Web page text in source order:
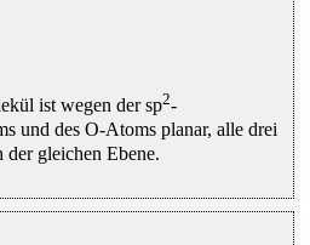
ist wegen der sp2-
und des O-Atoms planar, alle drei
gleichen Ebene.